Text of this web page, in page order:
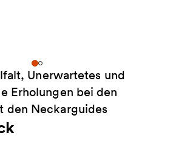
Unerwartetes und
Erholungen bei den
den Neckarguides